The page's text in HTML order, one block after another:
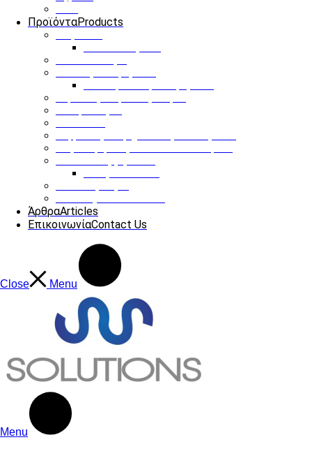
ΠροϊόνταProducts
ΆρθραArticles
ΕπικοινωνίαContact Us
Close Menu
Menu